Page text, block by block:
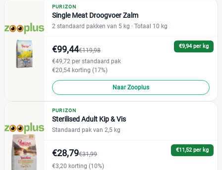
Eigenschap kattenvoer
Geen kunstmatige smaakstoffen (0)
Graanvrij
Hypoallergeen
Bengaal (0)
Brits Korthaar
PURIZON
Single Meat Droogvoer Zalm
2 standaard pakken van 5 kg · Totaal 10 kg
€9,94 per kg
€99,44€119,98
€49,72 per standaard pak
€20,54 korting (17%)
Naar Zooplus
PURIZON
Sterilised Adult Kip & Vis
Standaard pak van 2,5 kg
€11,52 per kg
€28,79€31,99
€3,20 korting (10%)